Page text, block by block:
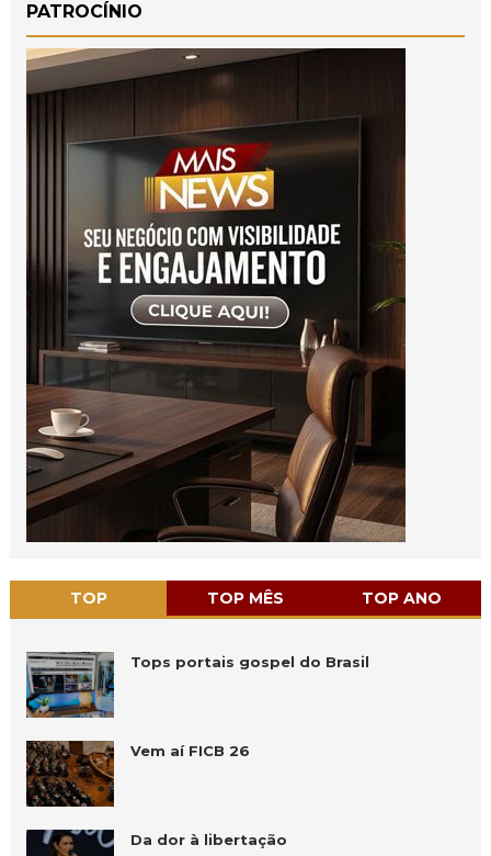
PATROCÍNIO
TOP TOP MÊS TOP ANO
Tops portais gospel do Brasil
Vem aí FICB 26
Da dor à libertação